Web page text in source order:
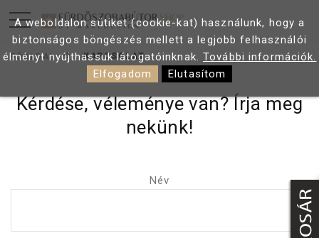
FŐOLDAL KAPCSOLAT
Kérdése, véleménye van? Írja meg
nekünk!
Név
A weboldalon sütiket (cookie-kat) használunk, hogy a
biztonságos böngészés mellett a legjobb felhasználói
élményt nyújthassuk látogatóinknak. További információk.
Elfogadom
Elutasítom